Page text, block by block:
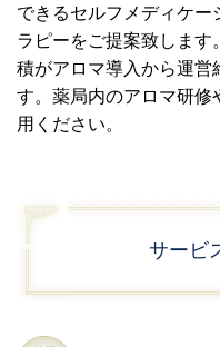
できるセルフメディケー
ラピーをご提案致します。
積がアロマ導入から運営
す。薬局内のアロマ研修
用ください。
サービ